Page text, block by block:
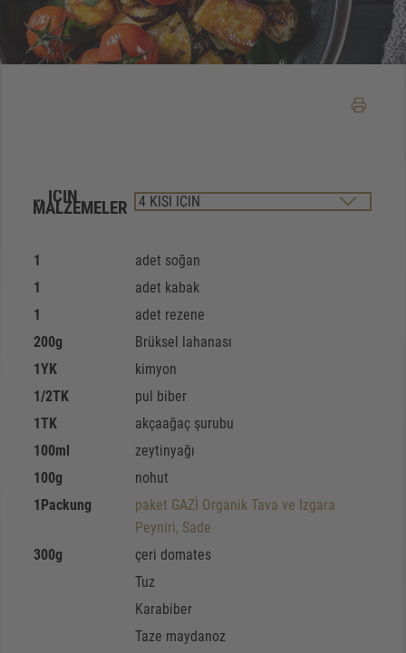
… IÇIN
MALZEMELER
1
adet soğan
1
adet kabak
1
adet rezene
200g
Brüksel lahanası
1YK
kimyon
1/2TK
pul biber
1TK
akçaağaç şurubu
100ml
zeytinyağı
100g
nohut
1Packung
paket GAZİ Organik Tava ve Izgara
Peyniri, Sade
300g
çeri domates
Tuz
Karabiber
Taze maydanoz